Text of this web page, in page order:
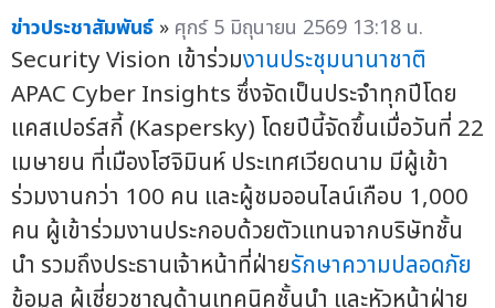
ข่าวประชาสัมพันธ์ » ศุกร์ 5 มิถุนายน 2569 13:18 น.
Security Vision เข้าร่วมงานประชุมนานาชาติ
APAC Cyber Insights ซึ่งจัดเป็นประจำทุกปีโดย
แคสเปอร์สกี้ (Kaspersky) โดยปีนี้จัดขึ้นเมื่อวันที่ 22
เมษายน ที่เมืองโฮจิมินห์ ประเทศเวียดนาม มีผู้เข้า
ร่วมงานกว่า 100 คน และผู้ชมออนไลน์เกือบ 1,000
คน ผู้เข้าร่วมงานประกอบด้วยตัวแทนจากบริษัทชั้น
นำ รวมถึงประธานเจ้าหน้าที่ฝ่ายรักษาความปลอดภัย
ข้อมูล ผู้เชี่ยวชาญด้านเทคนิคชั้นนำ และหัวหน้าฝ่าย